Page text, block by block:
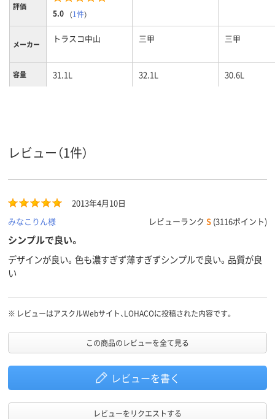
評価
5.0 （1件）
メーカー トラスコ中山 三甲 三甲
容量 31.1L 32.1L 30.6L
レビュー（1件）
2013年4月10日
みなこりん様
レビューランク S (3116ポイント)
シンプルで良い。
デザインが良い。色も濃すぎず薄すぎずシンプルで良い。品質が良
い
※ レビューはアスクルWebサイト、LOHACOに投稿された内容です。
この商品のレビューを全て見る
レビューを書く
レビューをリクエストする